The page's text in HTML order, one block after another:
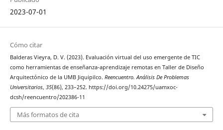
2023-07-01
Cómo citar
Balderas Vieyra, D. V. (2023). Evaluación virtual del uso emergente de TIC
como herramientas de enseñanza-aprendizaje remotas en Taller de Diseño
Arquitectónico de la UMB Jiquipilco. Reencuentro. Análisis De Problemas
Universitarios, 35(86), 233–252. https://doi.org/10.24275/uamxoc-
dcsh/reencuentro/202386-11
Más formatos de cita